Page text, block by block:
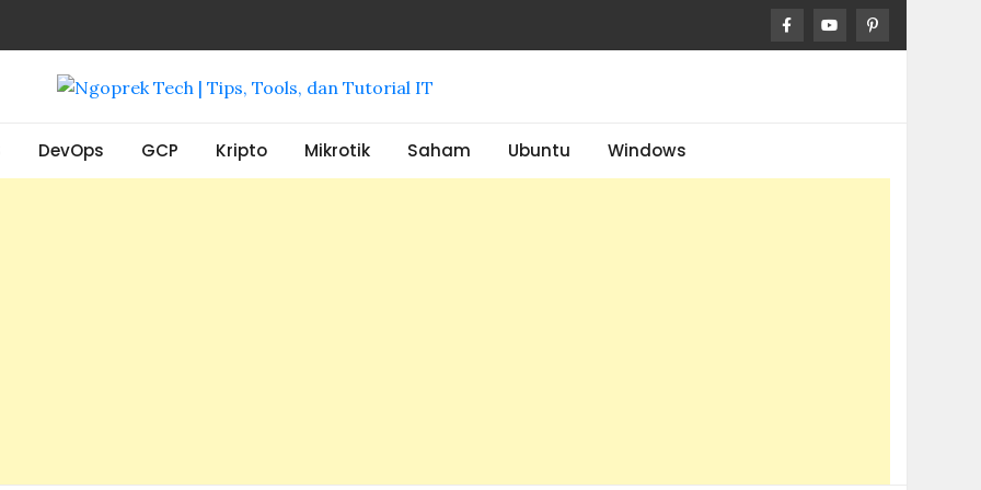
Tools, dan Tutorial IT
DevOps GCP Kripto Mikrotik Saham Ubuntu Windows